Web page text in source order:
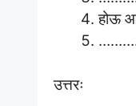
होऊ
उत्तरः